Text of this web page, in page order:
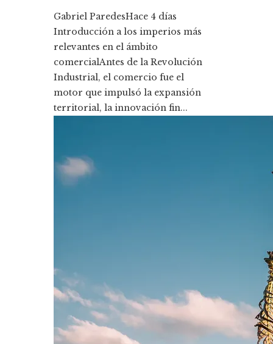
Gabriel ParedesHace 4 días
Introducción a los imperios más
relevantes en el ámbito
comercialAntes de la Revolución
Industrial, el comercio fue el
motor que impulsó la expansión
territorial, la innovación fin...